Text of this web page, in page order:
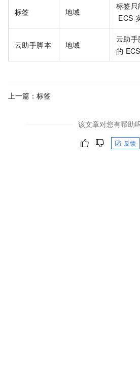
标签 地域
标签只
ECS
云助手脚本 地域
云助
的 ECS
上一篇： 标签
该文章对您有帮助
反馈